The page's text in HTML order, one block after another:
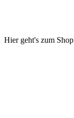
Hier geht's zum Shop